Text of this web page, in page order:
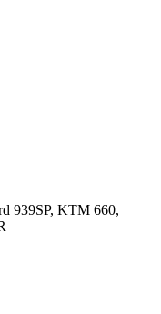
939SP, KTM 660,